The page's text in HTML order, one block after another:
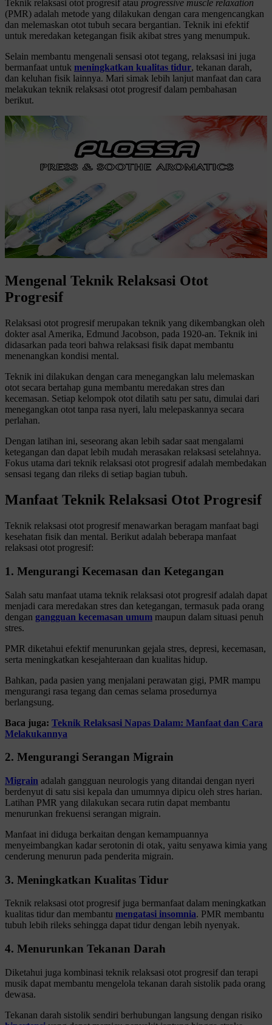
Teknik relaksasi otot progresif atau progressive muscle relaxation
(PMR) adalah metode yang dilakukan dengan cara mengencangkan
dan melemaskan otot tubuh secara bergantian. Teknik ini efektif
untuk meredakan ketegangan fisik akibat stres yang menumpuk.
Selain membantu mengenali sensasi otot tegang, relaksasi ini juga
bermanfaat untuk meningkatkan kualitas tidur, tekanan darah,
dan keluhan fisik lainnya. Mari simak lebih lanjut manfaat dan cara
melakukan teknik relaksasi otot progresif dalam pembahasan
berikut.
Mengenal Teknik Relaksasi Otot
Progresif
Relaksasi otot progresif merupakan teknik yang dikembangkan oleh
dokter asal Amerika, Edmund Jacobson, pada 1920-an. Teknik ini
didasarkan pada teori bahwa relaksasi fisik dapat membantu
menenangkan kondisi mental.
Teknik ini dilakukan dengan cara menegangkan lalu melemaskan
otot secara bertahap guna membantu meredakan stres dan
kecemasan. Setiap kelompok otot dilatih satu per satu, dimulai dari
menegangkan otot tanpa rasa nyeri, lalu melepaskannya secara
perlahan.
Dengan latihan ini, seseorang akan lebih sadar saat mengalami
ketegangan dan dapat lebih mudah merasakan relaksasi setelahnya.
Fokus utama dari teknik relaksasi otot progresif adalah membedakan
sensasi tegang dan rileks di setiap bagian tubuh.
Manfaat Teknik Relaksasi Otot Progresif
Teknik relaksasi otot progresif menawarkan beragam manfaat bagi
kesehatan fisik dan mental. Berikut adalah beberapa manfaat
relaksasi otot progresif:
1. Mengurangi Kecemasan dan Ketegangan
Salah satu manfaat utama teknik relaksasi otot progresif adalah dapat
menjadi cara meredakan stres dan ketegangan, termasuk pada orang
dengan gangguan kecemasan umum maupun dalam situasi penuh
stres.
PMR diketahui efektif menurunkan gejala stres, depresi, kecemasan,
serta meningkatkan kesejahteraan dan kualitas hidup.
Bahkan, pada pasien yang menjalani perawatan gigi, PMR mampu
mengurangi rasa tegang dan cemas selama prosedurnya
berlangsung.
Baca juga: Teknik Relaksasi Napas Dalam: Manfaat dan Cara
Melakukannya
2. Mengurangi Serangan Migrain
Migrain adalah gangguan neurologis yang ditandai dengan nyeri
berdenyut di satu sisi kepala dan umumnya dipicu oleh stres harian.
Latihan PMR yang dilakukan secara rutin dapat membantu
menurunkan frekuensi serangan migrain.
Manfaat ini diduga berkaitan dengan kemampuannya
menyeimbangkan kadar serotonin di otak, yaitu senyawa kimia yang
cenderung menurun pada penderita migrain.
3. Meningkatkan Kualitas Tidur
Teknik relaksasi otot progresif juga bermanfaat dalam meningkatkan
kualitas tidur dan membantu mengatasi insomnia. PMR membantu
tubuh lebih rileks sehingga dapat tidur dengan lebih nyenyak.
4. Menurunkan Tekanan Darah
Diketahui juga kombinasi teknik relaksasi otot progresif dan terapi
musik dapat membantu mengelola tekanan darah sistolik pada orang
dewasa.
Tekanan darah sistolik sendiri berhubungan langsung dengan risiko